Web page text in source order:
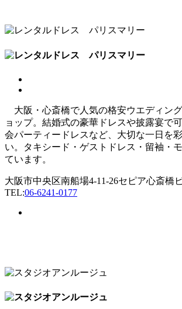
大阪・心斎橋で人気の格安ウエディン
ョップ。結婚式の豪華ドレスや披露宴で
会パーティードレスなど、大切な一日を
い。タキシード・ゲストドレス・留袖・
ています。
大阪市中央区南船場4-11-26セピア心斎橋
TEL:06-6241-0177